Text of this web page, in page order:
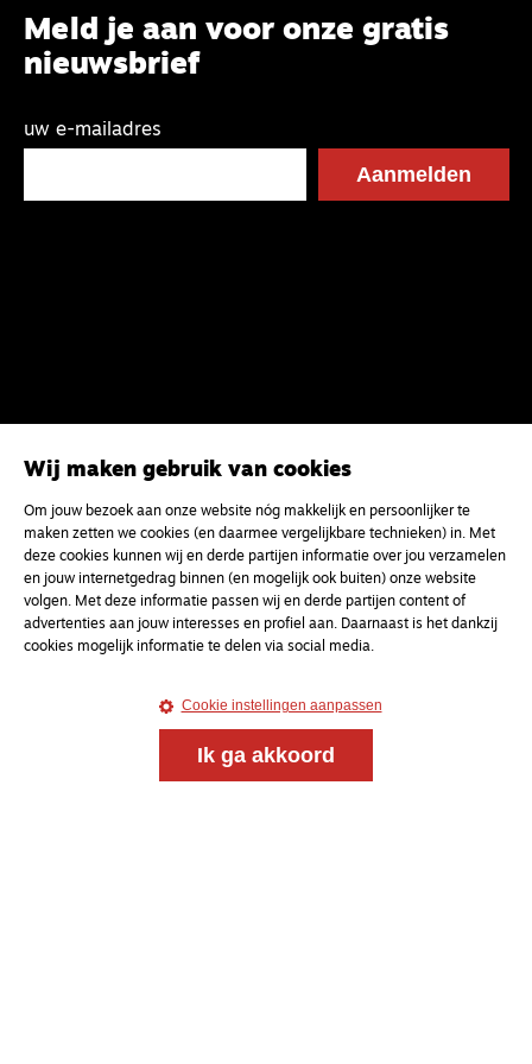
Meld je aan voor onze gratis
nieuwsbrief
uw e-mailadres
Magazine
Onderweg
Onderweg is een platform voor ontmoeting, vorming
en gesprek voor christenen onderweg, in het bijzonder
Onderweg
Kvk-nummer 33277063
Wij maken gebruik van cookies
Om jouw bezoek aan onze website nóg makkelijk en persoonlijker te
maken zetten we cookies (en daarmee vergelijkbare technieken) in. Met
deze cookies kunnen wij en derde partijen informatie over jou verzamelen
en jouw internetgedrag binnen (en mogelijk ook buiten) onze website
volgen. Met deze informatie passen wij en derde partijen content of
advertenties aan jouw interesses en profiel aan. Daarnaast is het dankzij
cookies mogelijk informatie te delen via social media.
Cookie instellingen aanpassen
Ik ga akkoord